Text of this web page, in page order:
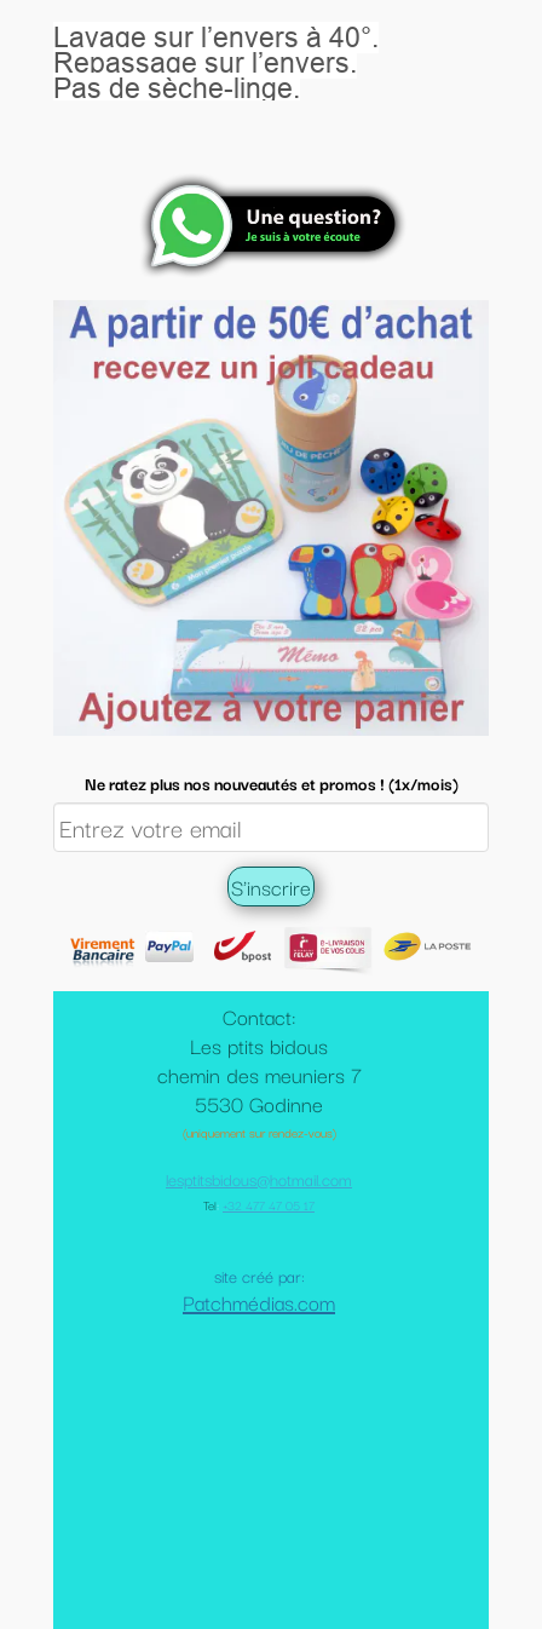
Contact:
Les ptits bidous
chemin des meuniers 7
5530 Godinne
(uniquement sur rendez-vous)
lesptitsbidous@hotmail.com
Tel: +32 477 47 05 17
site créé par:
Patchmédias.com
Ne ratez plus nos nouveautés et promos ! (1x/mois)
Lavage sur l’envers à 40°.
Repassage sur l’envers.
Pas de sèche-linge.